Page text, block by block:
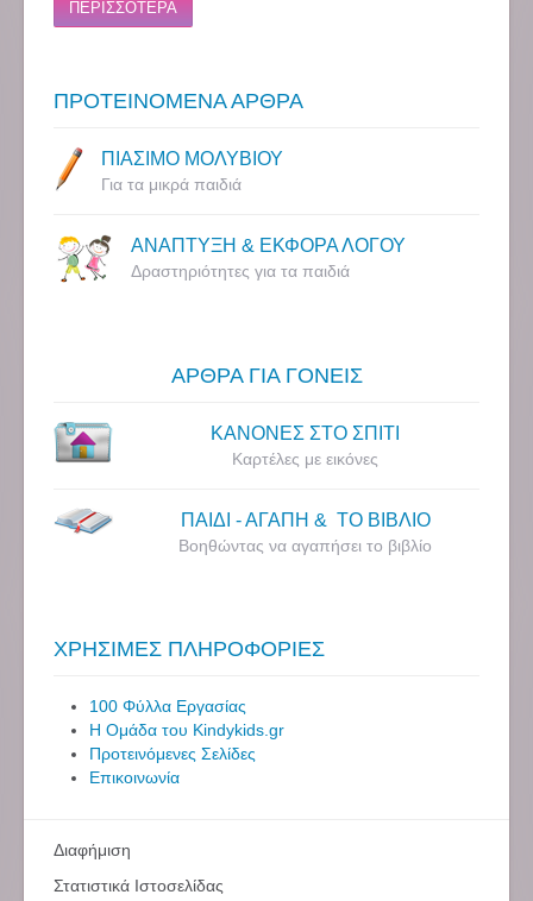
ΠΕΡΙΣΣΟΤΕΡΑ
ΠΡΟΤΕΙΝΟΜΕΝΑ ΑΡΘΡΑ
ΠΙΑΣΙΜΟ ΜΟΛΥΒΙΟΥ
Για τα μικρά παιδιά
ΑΝΑΠΤΥΞΗ & ΕΚΦΟΡΑ ΛΟΓΟΥ
Δραστηριότητες για τα παιδιά
ΑΡΘΡΑ ΓΙΑ ΓΟΝΕΙΣ
ΚΑΝΟΝΕΣ ΣΤΟ ΣΠΙΤΙ
Καρτέλες με εικόνες
ΠΑΙΔΙ - ΑΓΑΠΗ & ΤΟ ΒΙΒΛΙΟ
Βοηθώντας να αγαπήσει το βιβλίο
ΧΡΗΣΙΜΕΣ ΠΛΗΡΟΦΟΡΙΕΣ
100 Φύλλα Εργασίας
Η Ομάδα του Kindykids.gr
Προτεινόμενες Σελίδες
Επικοινωνία
Διαφήμιση
Στατιστικά Ιστοσελίδας